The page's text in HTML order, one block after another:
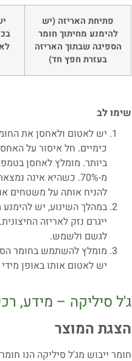
פתיחת האריזה (יש
להימנע מחיתוך חומר
הספיגה שבתוך האריזה
בעזרת חפץ חד)
שימו לב
יש לאטום ולאחסן את
כימיים. חל איסור על
ביותר. מומלץ לאחסן
מ-70%. כשהיא אינה
להניח אותה על משטחים
במהלך השינוע, יש
ייגרם נזק לאריזה
לגשם ולשמש.
מומלץ להשתמש בחומר
יש לאטום אותו באופן
ג'ל סיליקה – מידע,
הצגת המוצר
חומר ייבוש מג'ל סיליקה הנו